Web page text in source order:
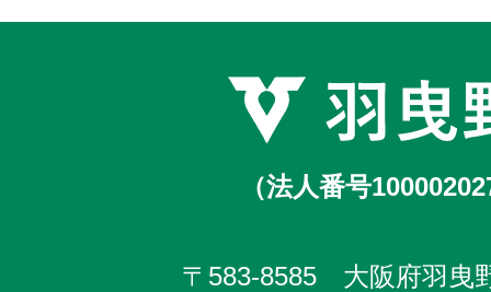
（法人番号
〒583-8585 大阪府羽曳